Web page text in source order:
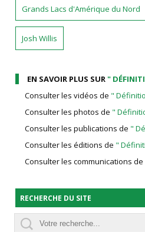
Grands Lacs d'Amérique du Nord
Josh Willis
EN SAVOIR PLUS SUR"
Consulter les vidéos de "
Consulter les photos de "
Consulter les publications de "
Consulter les éditions de "
Consulter les communications de
RECHERCHE DU SITE